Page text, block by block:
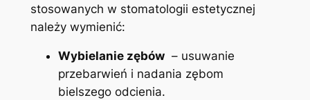
stosowanych w stomatologii⁢ estetycznej
należy​ wymienić:
Wybielanie zębów⁢ – ‍usuwanie
przebarwień i nadania⁤ zębom
bielszego odcienia.